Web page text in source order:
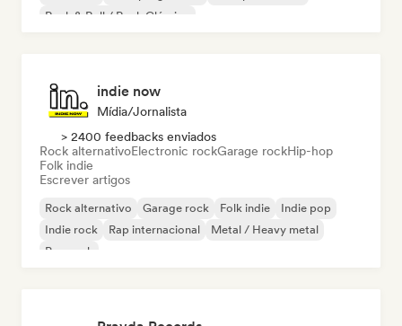
Rock & Roll / Rock Clássico
indie now
Mídia/Jornalista
> 2400 feedbacks enviados
Rock alternativoElectronic rockGarage rockHip-hop
Folk indie
Escrever artigos
Rock alternativo Garage rock Folk indie
Indie pop
Indie rock
Rap internacional
Metal / Heavy metal
Pop rock